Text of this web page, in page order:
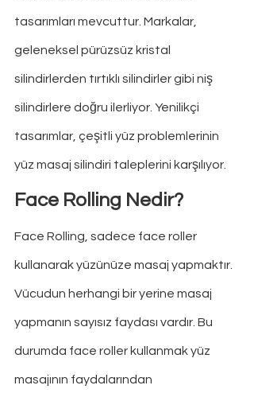
tasarımları mevcuttur. Markalar,
geleneksel pürüzsüz kristal
silindirlerden tırtıklı silindirler gibi niş
silindirlere doğru ilerliyor. Yenilikçi
tasarımlar, çeşitli yüz problemlerinin
yüz masaj silindiri taleplerini karşılıyor.
Face Rolling Nedir?
Face Rolling, sadece face roller
kullanarak yüzünüze masaj yapmaktır.
Vücudun herhangi bir yerine masaj
yapmanın sayısız faydası vardır. Bu
durumda face roller kullanmak yüz
masajının faydalarından